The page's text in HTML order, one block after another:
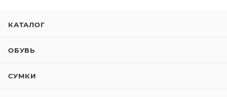
КАТАЛОГ
ОБУВЬ
СУМКИ